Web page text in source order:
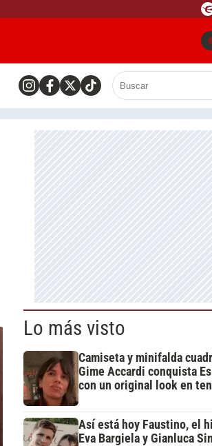
Lo más visto
Camiseta y minifalda
Gime Accardi conquista
con un original look en
Así está hoy Faustino, el
Eva Bargiela y Gianluca